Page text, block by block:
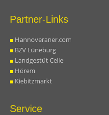
Partner-Links
Hannoveraner.com
BZV Lüneburg
Landgestüt Celle
Hörem
Kiebitzmarkt
Service